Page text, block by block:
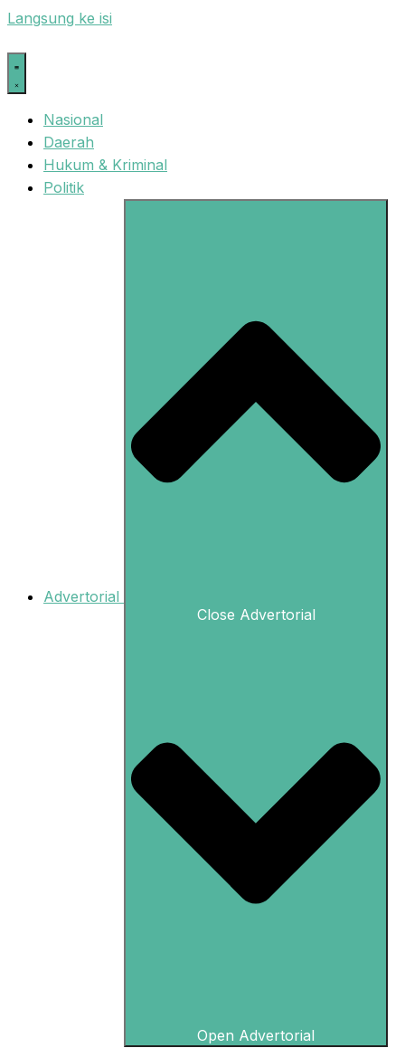
Langsung ke isi
Nasional
Daerah
Hukum & Kriminal
Politik
Advertorial
Close Advertorial
Open Advertorial